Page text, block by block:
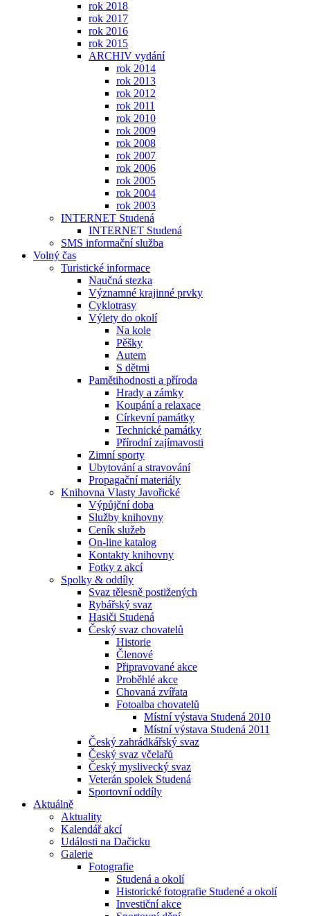
rok 2018
rok 2017
rok 2016
rok 2015
ARCHIV vydání
rok 2014
rok 2013
rok 2012
rok 2011
rok 2010
rok 2009
rok 2008
rok 2007
rok 2006
rok 2005
rok 2004
rok 2003
INTERNET Studená
INTERNET Studená
SMS informační služba
Volný čas
Turistické informace
Naučná stezka
Významné krajinné prvky
Cyklotrasy
Výlety do okolí
Na kole
Pěšky
Autem
S dětmi
Pamětihodnosti a příroda
Hrady a zámky
Koupání a relaxace
Církevní památky
Technické památky
Přírodní zajímavosti
Zimní sporty
Ubytování a stravování
Propagační materiály
Knihovna Vlasty Javořické
Výpůjční doba
Služby knihovny
Ceník služeb
On-line katalog
Kontakty knihovny
Fotky z akcí
Spolky & oddíly
Svaz tělesně postižených
Rybářský svaz
Hasiči Studená
Český svaz chovatelů
Historie
Členové
Připravované akce
Proběhlé akce
Chovaná zvířata
Fotoalba chovatelů
Místní výstava Studená 2010
Místní výstava Studená 2011
Český zahrádkářský svaz
Český svaz včelařů
Český myslivecký svaz
Veterán spolek Studená
Sportovní oddíly
Aktuálně
Aktuality
Kalendář akcí
Události na Dačicku
Galerie
Fotografie
Studená a okolí
Historické fotografie Studené a okolí
Investiční akce